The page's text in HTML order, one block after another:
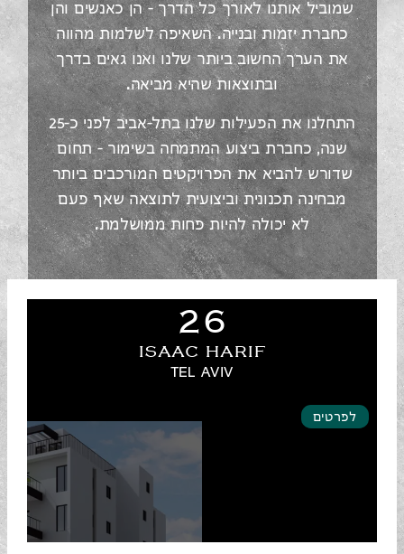
שמוביל אותנו לאורך כל הדרך – הן כאנשים והן
כחברת יזמות ובנייה. השאיפה לשלמות מהווה
את הערך החשוב ביותר שלנו ואנו גאים בדרך
ובתוצאות שהיא מביאה.
התחלנו את הפעילות שלנו בתל-אביב לפני כ-25
שנה, כחברת ביצוע המתמחה בשימור – תחום
שדורש להביא את הפרויקטים המורכבים ביותר
מבחינה תכנונית וביצועית לתוצאה שאף פעם
לא יכולה להיות פחות ממושלמת.
26
ISAAC HARIF
TEL AVIV
לפרטים